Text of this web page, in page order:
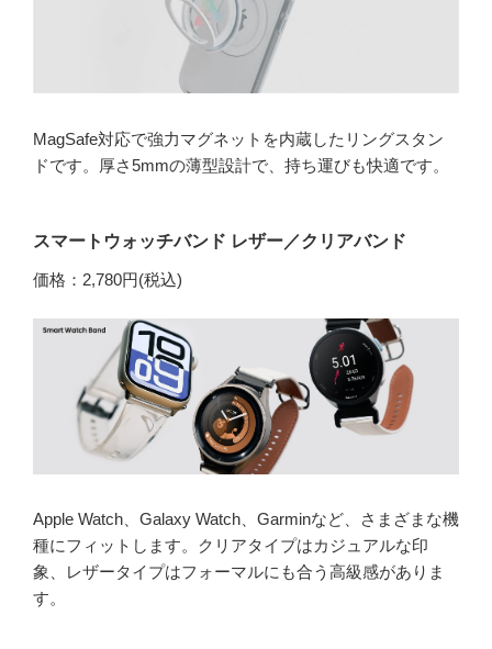
MagSafe対応で強力マグネットを内蔵したリングスタン
ドです。厚さ5mmの薄型設計で、持ち運びも快適です。
スマートウォッチバンド レザー／クリアバンド
価格：2,780円(税込)
Apple Watch、Galaxy Watch、Garminなど、さまざまな機
種にフィットします。クリアタイプはカジュアルな印
象、レザータイプはフォーマルにも合う高級感がありま
す。